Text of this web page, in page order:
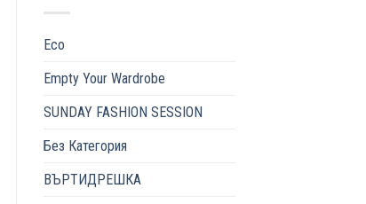
Eco
Empty Your Wardrobe
SUNDAY FASHION SESSION
Без Категория
ВЪРТИДРЕШКА